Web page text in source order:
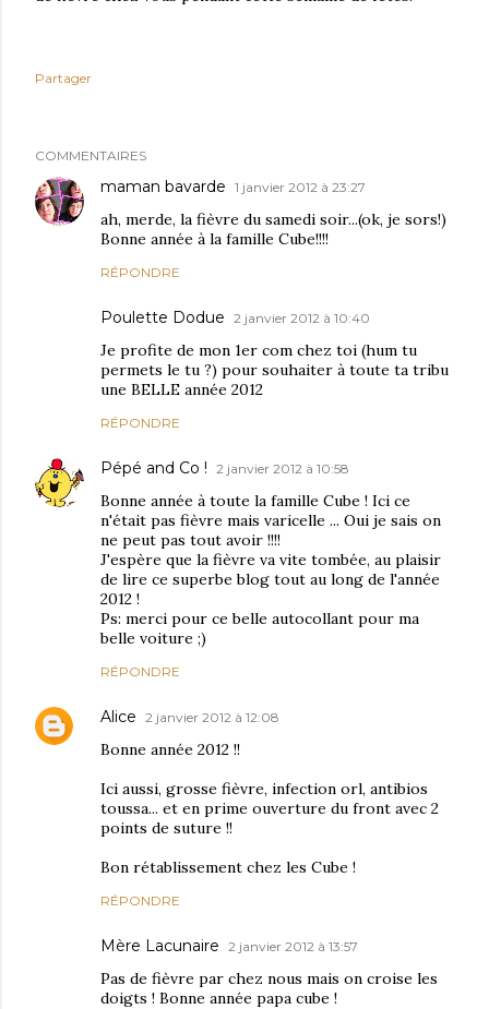
Partager
COMMENTAIRES
maman bavarde 1 janvier 2012 à 23:27
ah, merde, la fièvre du samedi soir...(ok, je sors!)
Bonne année à la famille Cube!!!!
RÉPONDRE
Poulette Dodue 2 janvier 2012 à 10:40
Je profite de mon 1er com chez toi (hum tu
permets le tu ?) pour souhaiter à toute ta tribu
une BELLE année 2012
RÉPONDRE
Pépé and Co ! 2 janvier 2012 à 10:58
Bonne année à toute la famille Cube ! Ici ce
n'était pas fièvre mais varicelle ... Oui je sais on
ne peut pas tout avoir !!!!
J'espère que la fièvre va vite tombée, au plaisir
de lire ce superbe blog tout au long de l'année
2012 !
Ps: merci pour ce belle autocollant pour ma
belle voiture ;)
RÉPONDRE
Alice 2 janvier 2012 à 12:08
Bonne année 2012 !!
Ici aussi, grosse fièvre, infection orl, antibios
toussa... et en prime ouverture du front avec 2
points de suture !!
Bon rétablissement chez les Cube !
RÉPONDRE
Mère Lacunaire 2 janvier 2012 à 13:57
Pas de fièvre par chez nous mais on croise les
doigts ! Bonne année papa cube !